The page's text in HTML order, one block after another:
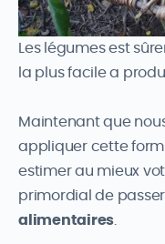
Les légumes est
la plus facile a
Maintenant que
appliquer cette
estimer au mieux
primordial de
alimentaires